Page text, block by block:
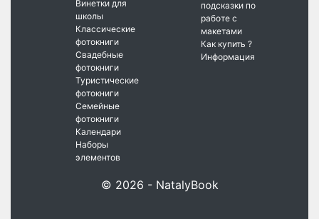
Винетки для
школы
Классические
фотокниги
Свадебные
фотокниги
Туристические
фотокниги
Семейные
фотокниги
Календари
Наборы
элементов
подсказки по
работе с
макетами
Как купить ?
Информация
© 2026 - NatalyBook